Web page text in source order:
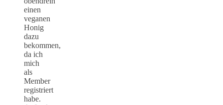
einen
veganen
Honig
dazu
bekommen,
da ich
mich
als
Member
registriert
habe.